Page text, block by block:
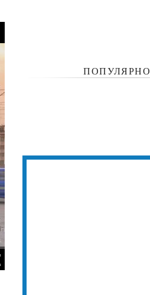
ПОПУЛЯРНО